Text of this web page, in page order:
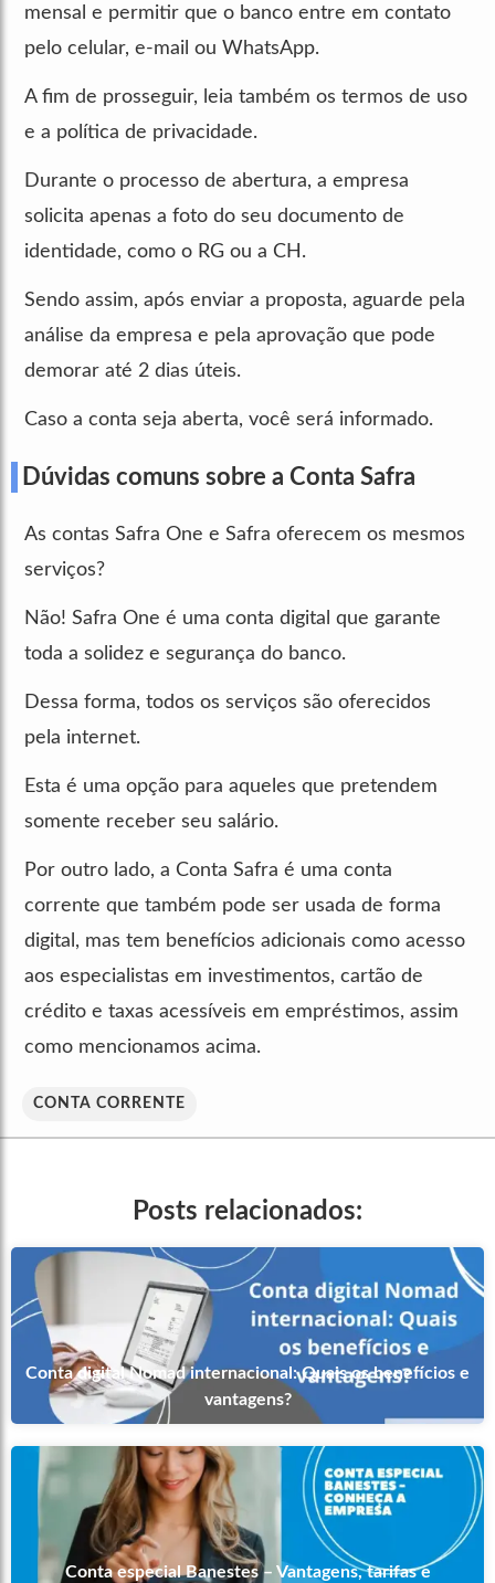
mensal e permitir que o banco entre em contato
pelo celular, e-mail ou WhatsApp.
A fim de prosseguir, leia também os termos de uso
e a política de privacidade.
Durante o processo de abertura, a empresa
solicita apenas a foto do seu documento de
identidade, como o RG ou a CH.
Sendo assim, após enviar a proposta, aguarde pela
análise da empresa e pela aprovação que pode
demorar até 2 dias úteis.
Caso a conta seja aberta, você será informado.
Dúvidas comuns sobre a Conta Safra
As contas Safra One e Safra oferecem os mesmos
serviços?
Não! Safra One é uma conta digital que garante
toda a solidez e segurança do banco.
Dessa forma, todos os serviços são oferecidos
pela internet.
Esta é uma opção para aqueles que pretendem
somente receber seu salário.
Por outro lado, a Conta Safra é uma conta
corrente que também pode ser usada de forma
digital, mas tem benefícios adicionais como acesso
aos especialistas em investimentos, cartão de
crédito e taxas acessíveis em empréstimos, assim
como mencionamos acima.
CONTA CORRENTE
Posts relacionados:
Conta digital Nomad internacional: Quais os benefícios e
vantagens?
Conta especial Banestes – Vantagens, tarifas e